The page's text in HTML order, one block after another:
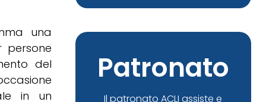
una
persone
del
in un
Patronato
Il patronato ACLI assiste e